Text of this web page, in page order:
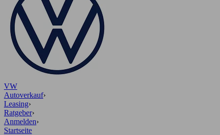
VW
Autoverkauf›
Leasing›
Ratgeber›
Anmelden›
Startseite